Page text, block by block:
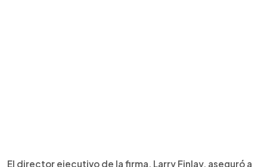
El director ejecutivo de la firma, Larry Finlay, aseguró a